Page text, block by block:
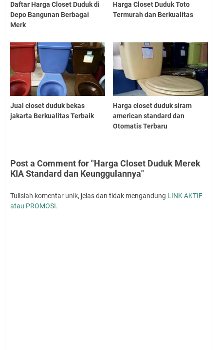
Daftar Harga Closet Duduk di
Depo Bangunan Berbagai
Merk
Harga Closet Duduk Toto
Termurah dan Berkualitas
Jual closet duduk bekas
jakarta Berkualitas Terbaik
Harga closet duduk siram
american standard dan
Otomatis Terbaru
Post a Comment for "Harga Closet Duduk Merek
KIA Standard dan Keunggulannya"
Tulislah komentar unik, jelas dan tidak mengandung LINK AKTIF
atau PROMOSI.